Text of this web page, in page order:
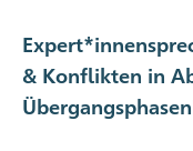
& Konflikten in